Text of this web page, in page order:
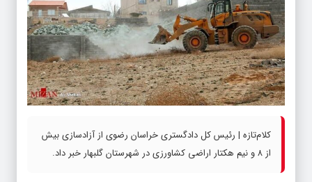
کلام‌تازه | رئیس کل دادگستری خراسان رضوی از آزادسازی بیش
از ۸ و نیم هکتار اراضی کشاورزی در شهرستان گلبهار خبر داد.